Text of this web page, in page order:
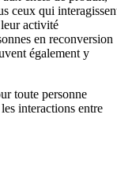
ceux qui
activité
en reconversion
également y
toute personne
interactions entre